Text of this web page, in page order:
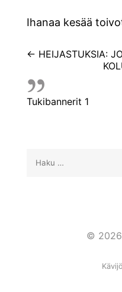
Ihanaa kesää
Artikkelien
selaus
← HEIJASTUKSIA:
Tukibannerit 1
© 2026